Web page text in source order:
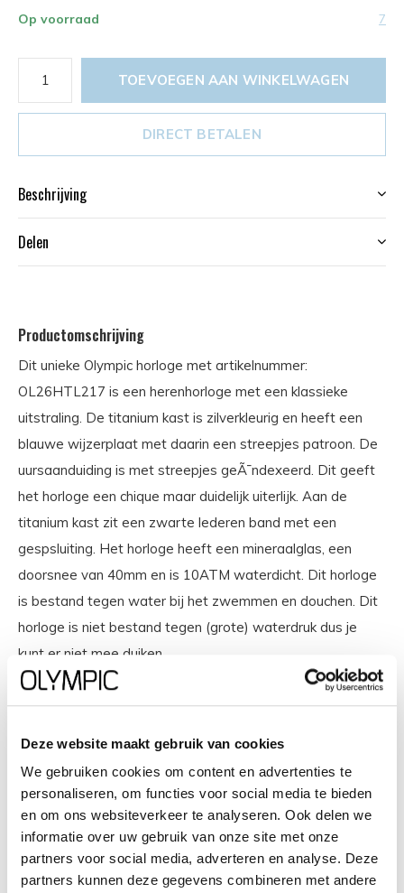
Deze website maakt gebruik van cookies
We gebruiken cookies om content en advertenties te
personaliseren, om functies voor social media te bieden
en om ons websiteverkeer te analyseren. Ook delen we
informatie over uw gebruik van onze site met onze
partners voor social media, adverteren en analyse. Deze
partners kunnen deze gegevens combineren met andere
Op voorraad 7
TOEVOEGEN AAN WINKELWAGEN
DIRECT BETALEN
Beschrijving
Delen
Productomschrijving
Dit unieke Olympic horloge met artikelnummer:
OL26HTL217 is een herenhorloge met een klassieke
uitstraling. De titanium kast is zilverkleurig en heeft een
blauwe wijzerplaat met daarin een streepjes patroon. De
uursaanduiding is met streepjes geÃ¯ndexeerd. Dit geeft
het horloge een chique maar duidelijk uiterlijk. Aan de
titanium kast zit een zwarte lederen band met een
gespsluiting. Het horloge heeft een mineraalglas, een
doorsnee van 40mm en is 10ATM waterdicht. Dit horloge
is bestand tegen water bij het zwemmen en douchen. Dit
horloge is niet bestand tegen (grote) waterdruk dus je
kunt er niet mee duiken.
Het merk
Een mooi horloge hoeft niet duur te zijn! Het Nederlandse
horlogemerk Olympic levert stoere chronografen, slimline
series, digitale uurwerken en elegante dameshorloges. De
prijs-kwaliteitverhouding staat bij Olympic hoog in het
vaandel met prijzen die uiteenlopen van € 34,95 tot en
met € 159,00. 100% Nederlands ontwerp, waterdicht en